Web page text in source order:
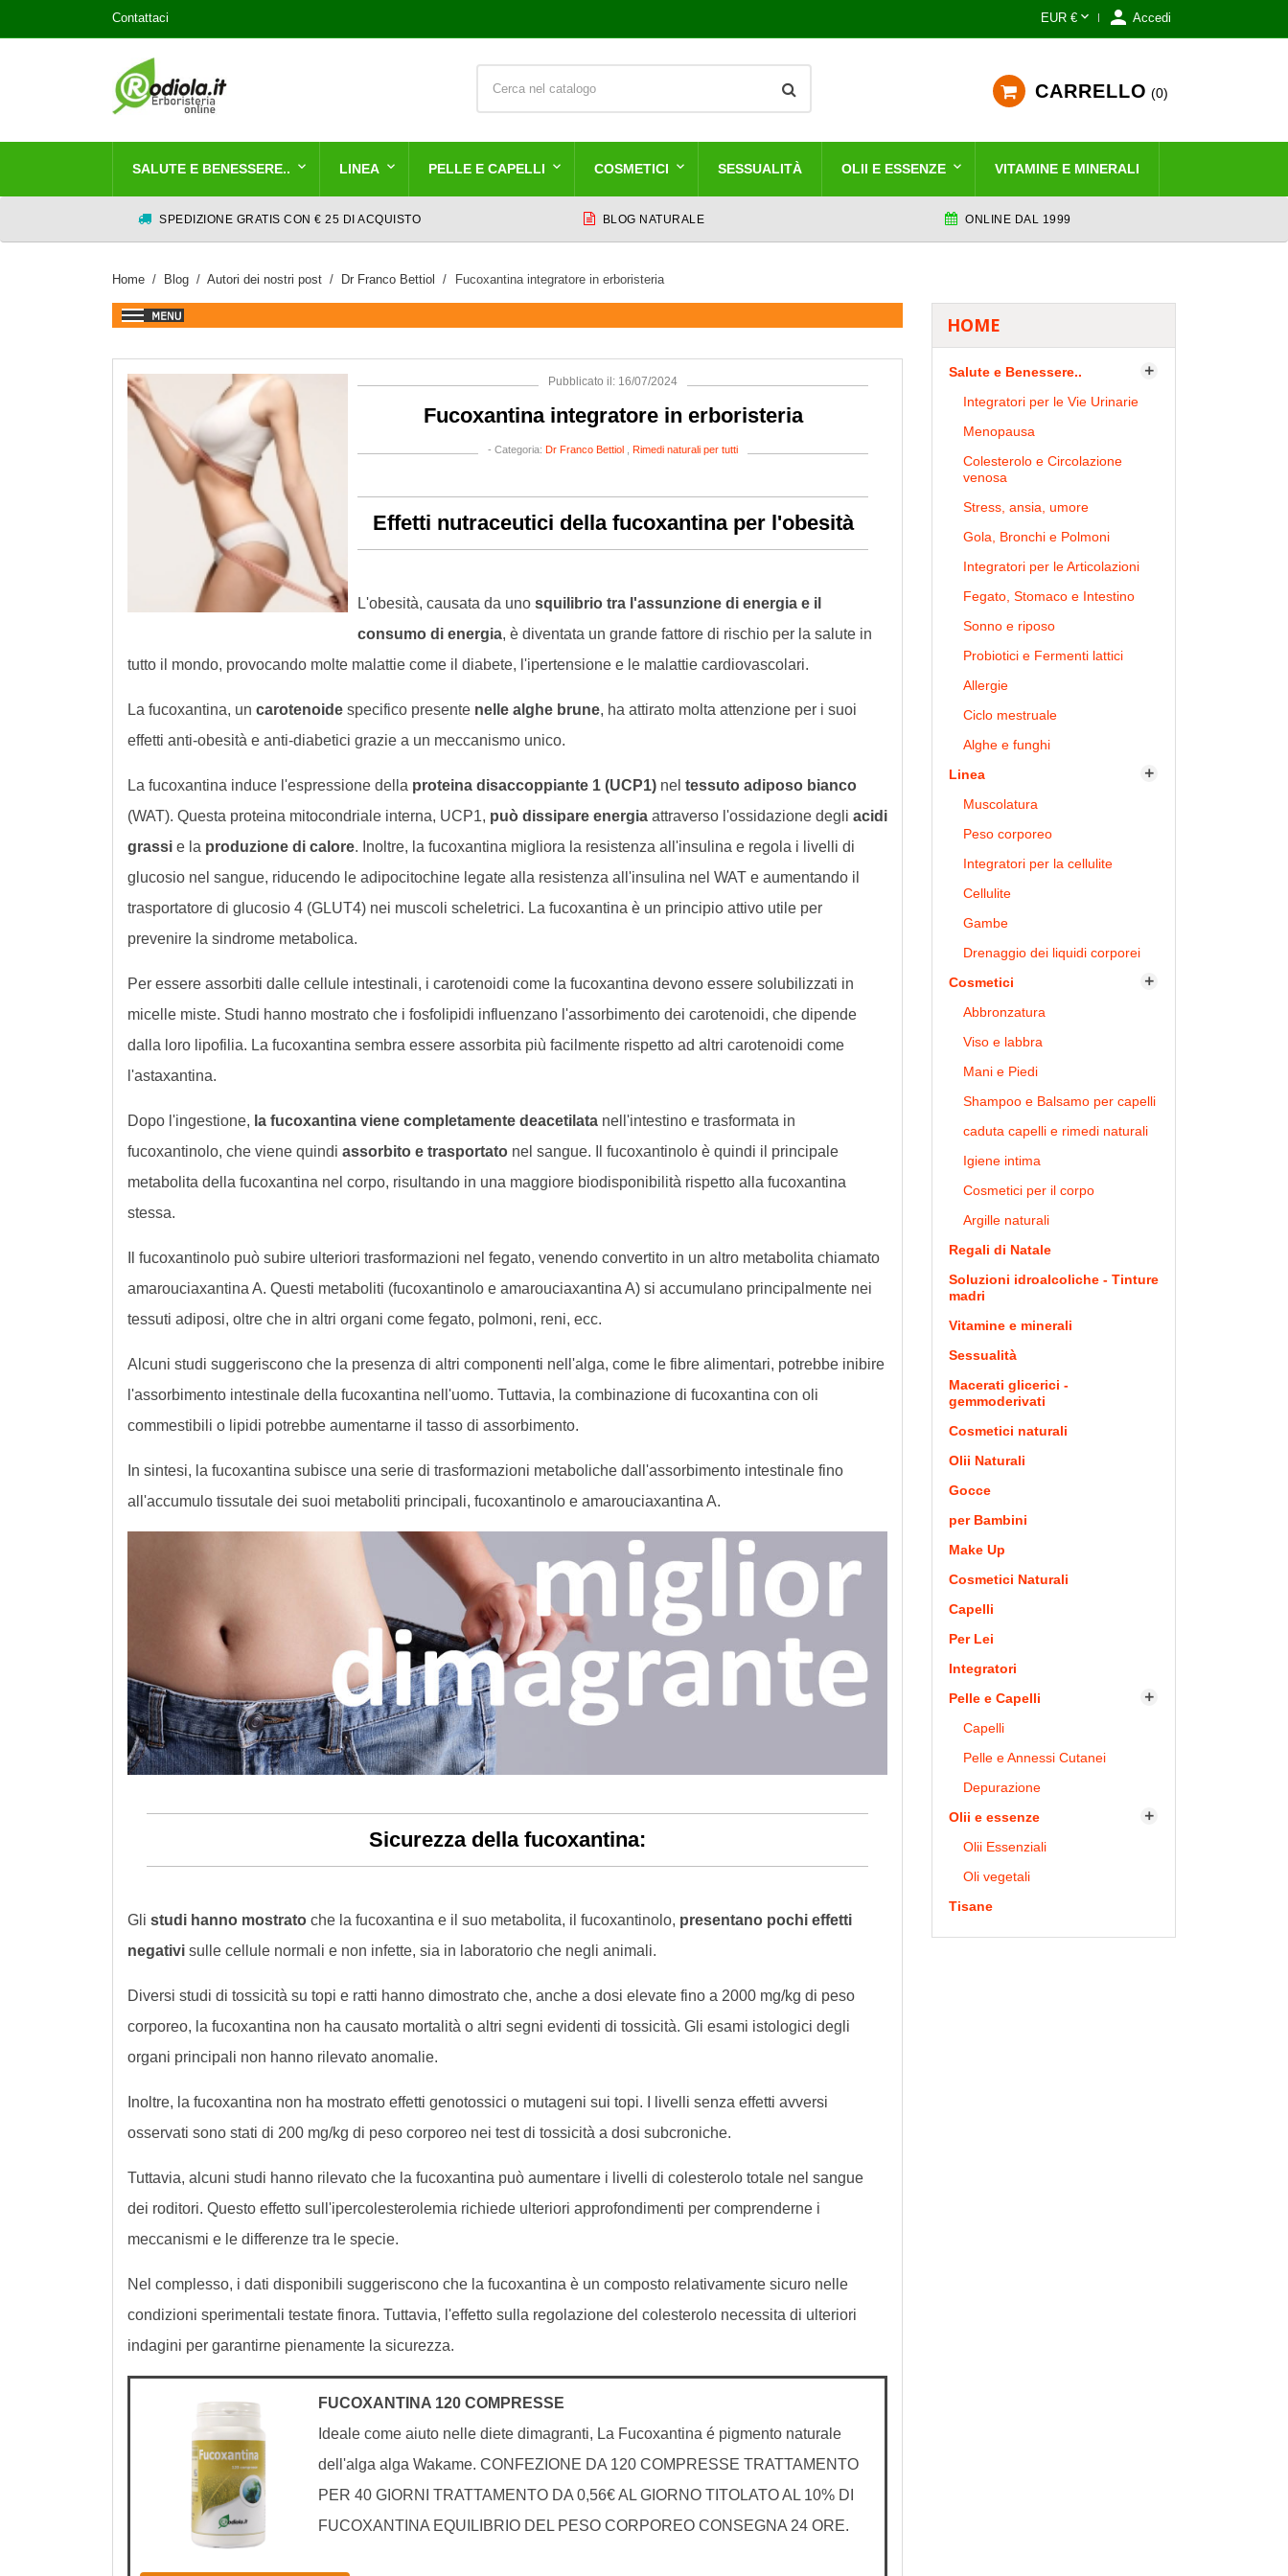
Contattaci EUR €  Accedi
CARRELLO 0
SALUTE E BENESSERE.. LINEA PELLE E CAPELLI COSMETICI SESSUALITÀ OLII E ESSENZE VITAMINE E MINERALI
SPEDIZIONE GRATIS CON € 25 DI ACQUISTO BLOG NATURALE ONLINE DAL 1999
Home Blog Autori dei nostri post Dr Franco Bettiol Fucoxantina integratore in erboristeria
HOME
Salute e Benessere.. 
Integratori per le Vie Urinarie
Menopausa
Colesterolo e Circolazione
venosa
Stress, ansia, umore
Gola, Bronchi e Polmoni
Integratori per le Articolazioni
Fegato, Stomaco e Intestino
Sonno e riposo
Probiotici e Fermenti lattici
Allergie
Ciclo mestruale
Alghe e funghi
Linea

Muscolatura
Peso corporeo
Integratori per la cellulite
Cellulite
Gambe
Drenaggio dei liquidi corporei
Cosmetici

Abbronzatura
Viso e labbra
Mani e Piedi
Shampoo e Balsamo per capelli
caduta capelli e rimedi naturali
Igiene intima
Cosmetici per il corpo
Argille naturali
Regali di Natale
Soluzioni idroalcoliche - Tinture
madri
Vitamine e minerali
Sessualità
Macerati glicerici -
gemmoderivati
Cosmetici naturali
Olii Naturali
Gocce
per Bambini
Make Up
Cosmetici Naturali
Capelli
Per Lei
Integratori
Pelle e Capelli

Capelli
Pelle e Annessi Cutanei
Depurazione
Olii e essenze

Olii Essenziali
Oli vegetali
Tisane
Pubblicato il: 16/07/2024
Fucoxantina integratore in erboristeria
- Categoria: Dr Franco Bettiol Rimedi naturali per tutti
Effetti nutraceutici della fucoxantina per l'obesità
L'obesità, causata da uno squilibrio tra l'assunzione di energia e il
consumo di energia, è diventata un grande fattore di rischio per la salute in
tutto il mondo, provocando molte malattie come il diabete, l'ipertensione e le malattie cardiovascolari.
La fucoxantina, un carotenoide specifico presente nelle alghe brune, ha attirato molta attenzione per i suoi
effetti anti-obesità e anti-diabetici grazie a un meccanismo unico.
La fucoxantina induce l'espressione della proteina disaccoppiante 1 (UCP1) nel tessuto adiposo bianco
(WAT). Questa proteina mitocondriale interna, UCP1, può dissipare energia attraverso l'ossidazione degli acidi
grassi e la produzione di calore. Inoltre, la fucoxantina migliora la resistenza all'insulina e regola i livelli di
glucosio nel sangue, riducendo le adipocitochine legate alla resistenza all'insulina nel WAT e aumentando il
trasportatore di glucosio 4 (GLUT4) nei muscoli scheletrici. La fucoxantina è un principio attivo utile per
prevenire la sindrome metabolica.
Per essere assorbiti dalle cellule intestinali, i carotenoidi come la fucoxantina devono essere solubilizzati in
micelle miste. Studi hanno mostrato che i fosfolipidi influenzano l'assorbimento dei carotenoidi, che dipende
dalla loro lipofilia. La fucoxantina sembra essere assorbita più facilmente rispetto ad altri carotenoidi come
l'astaxantina.
Dopo l'ingestione, la fucoxantina viene completamente deacetilata nell'intestino e trasformata in
fucoxantinolo, che viene quindi assorbito e trasportato nel sangue. Il fucoxantinolo è quindi il principale
metabolita della fucoxantina nel corpo, risultando in una maggiore biodisponibilità rispetto alla fucoxantina
stessa.
Il fucoxantinolo può subire ulteriori trasformazioni nel fegato, venendo convertito in un altro metabolita chiamato
amarouciaxantina A. Questi metaboliti (fucoxantinolo e amarouciaxantina A) si accumulano principalmente nei
tessuti adiposi, oltre che in altri organi come fegato, polmoni, reni, ecc.
Alcuni studi suggeriscono che la presenza di altri componenti nell'alga, come le fibre alimentari, potrebbe inibire
l'assorbimento intestinale della fucoxantina nell'uomo. Tuttavia, la combinazione di fucoxantina con oli
commestibili o lipidi potrebbe aumentarne il tasso di assorbimento.
In sintesi, la fucoxantina subisce una serie di trasformazioni metaboliche dall'assorbimento intestinale fino
all'accumulo tissutale dei suoi metaboliti principali, fucoxantinolo e amarouciaxantina A.
Sicurezza della fucoxantina:
Gli studi hanno mostrato che la fucoxantina e il suo metabolita, il fucoxantinolo, presentano pochi effetti
negativi sulle cellule normali e non infette, sia in laboratorio che negli animali.
Diversi studi di tossicità su topi e ratti hanno dimostrato che, anche a dosi elevate fino a 2000 mg/kg di peso
corporeo, la fucoxantina non ha causato mortalità o altri segni evidenti di tossicità. Gli esami istologici degli
organi principali non hanno rilevato anomalie.
Inoltre, la fucoxantina non ha mostrato effetti genotossici o mutageni sui topi. I livelli senza effetti avversi
osservati sono stati di 200 mg/kg di peso corporeo nei test di tossicità a dosi subcroniche.
Tuttavia, alcuni studi hanno rilevato che la fucoxantina può aumentare i livelli di colesterolo totale nel sangue
dei roditori. Questo effetto sull'ipercolesterolemia richiede ulteriori approfondimenti per comprenderne i
meccanismi e le differenze tra le specie.
Nel complesso, i dati disponibili suggeriscono che la fucoxantina è un composto relativamente sicuro nelle
condizioni sperimentali testate finora. Tuttavia, l'effetto sulla regolazione del colesterolo necessita di ulteriori
indagini per garantirne pienamente la sicurezza.
FUCOXANTINA 120 COMPRESSE
Ideale come aiuto nelle diete dimagranti, La Fucoxantina é pigmento naturale
dell'alga alga Wakame. CONFEZIONE DA 120 COMPRESSE TRATTAMENTO
PER 40 GIORNI TRATTAMENTO DA 0,56€ AL GIORNO TITOLATO AL 10% DI
FUCOXANTINA EQUILIBRIO DEL PESO CORPOREO CONSEGNA 24 ORE.